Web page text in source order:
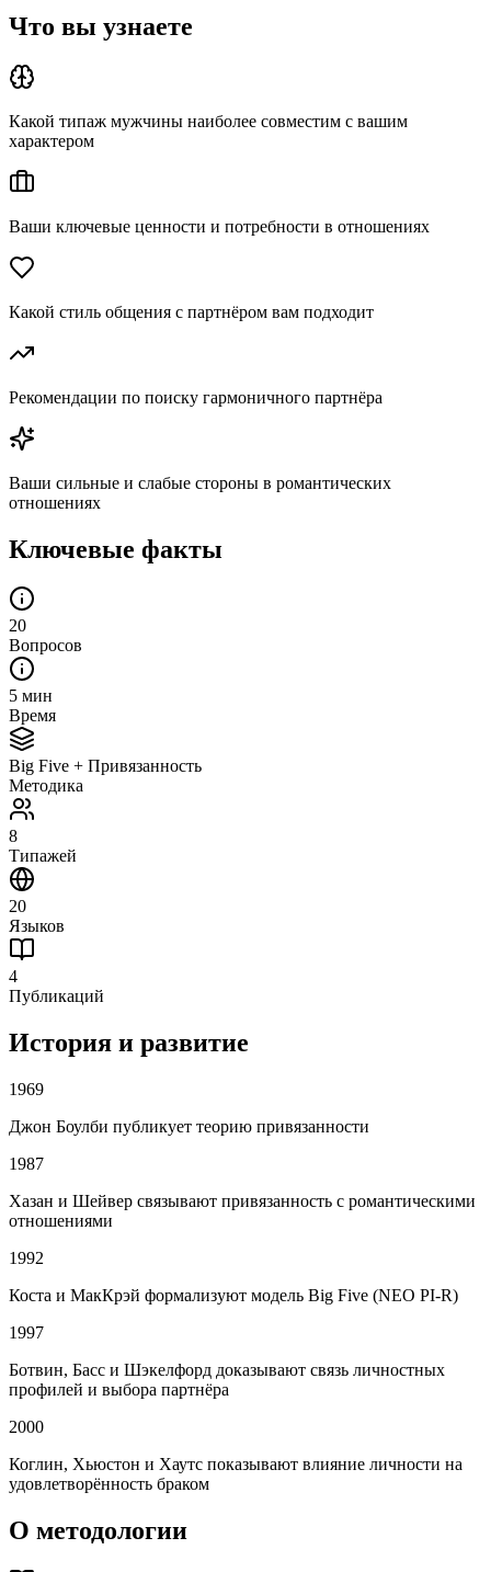
Что вы узнаете
Какой типаж мужчины наиболее совместим с вашим
характером
Ваши ключевые ценности и потребности в отношениях
Какой стиль общения с партнёром вам подходит
Рекомендации по поиску гармоничного партнёра
Ваши сильные и слабые стороны в романтических
отношениях
Ключевые факты
20
Вопросов
5 мин
Время
Big Five + Привязанность
Методика
8
Типажей
20
Языков
4
Публикаций
История и развитие
1969
Джон Боулби публикует теорию привязанности
1987
Хазан и Шейвер связывают привязанность с романтическими
отношениями
1992
Коста и МакКрэй формализуют модель Big Five (NEO PI-R)
1997
Ботвин, Басс и Шэкелфорд доказывают связь личностных
профилей и выбора партнёра
2000
Коглин, Хьюстон и Хаутс показывают влияние личности на
удовлетворённость браком
О методологии